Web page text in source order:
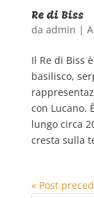
Re di Biss
da admin |
Il Re di Biss
basilisco,
con Lucano.
lungo circa
cresta sulla
« Post